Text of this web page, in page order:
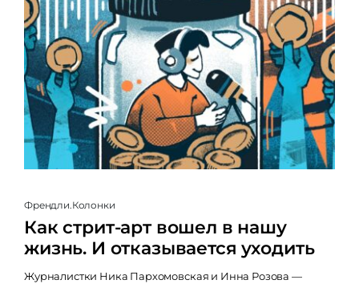
Френдли.Колонки
Как стрит-арт вошел в нашу
жизнь. И отказывается уходить
Журналистки Ника Пархомовская и Инна Розова —